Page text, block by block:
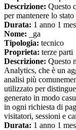
Descrizione: Questo
per mantenere lo stato
Durata: 1 anno 1
Nome: _ga
Tipologia: tecnico
Proprieta: terze parti
Descrizione: Questo
Analytics, che è un
analisi più
utilizzato per
generato in modo
in ogni richiesta di
visitatori, sessioni e
Durata: 1 anno 1